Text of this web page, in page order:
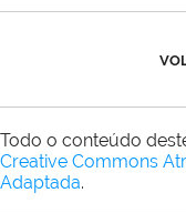
Todo o conteúdo
Creative Commons
Adaptada.